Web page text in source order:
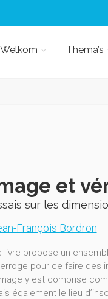
Welkom Thema’s
et
sur les
François Bordron
livre propose un
pour ce faire des
y est comprise
également le lieu